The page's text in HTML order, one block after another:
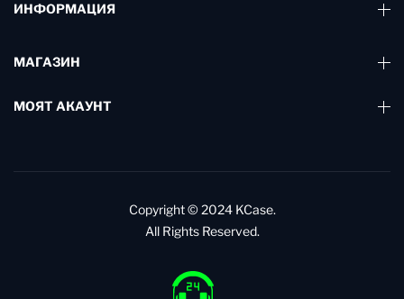
ИНФОРМАЦИЯ
МАГАЗИН
МОЯТ АКАУНТ
Copyright © 2024 KCase.
All Rights Reserved.